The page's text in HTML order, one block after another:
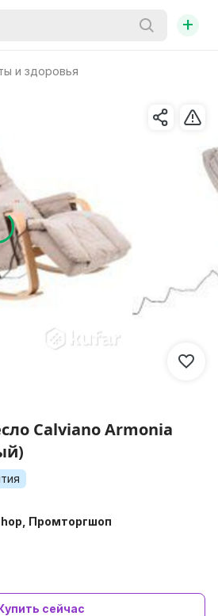
+
и здоровья
Calviano Armonia
Промторгшоп
сейчас